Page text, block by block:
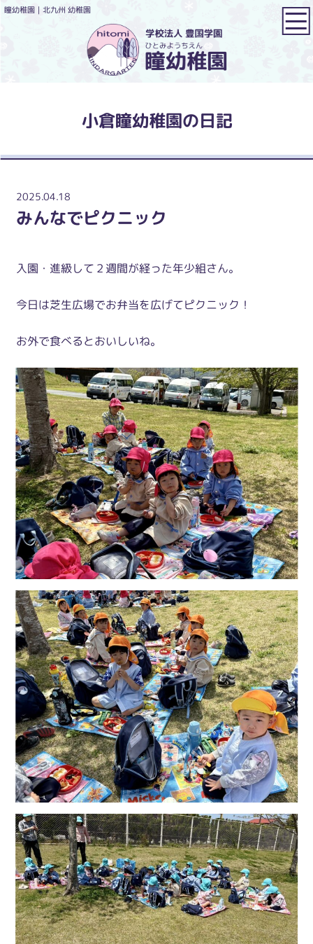
瞳幼稚園｜北九州 幼稚園
小倉瞳幼稚園の日記
2025.04.18
みんなでピクニック
入園・進級して２週間が経った年少組さん。
今日は芝生広場でお弁当を広げてピクニック！
お外で食べるとおいしいね。